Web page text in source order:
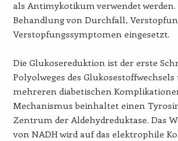
als Antimykotikum verwendet werden.
Behandlung von Durchfall,
Verstopfungssymptomen eingesetzt.
Die Glukosereduktion ist der erste
Polyolweges des
mehreren diabetischen
Mechanismus beinhaltet einen
Zentrum der Aldehydreduktase. Das
von NADH wird auf das elektrophile